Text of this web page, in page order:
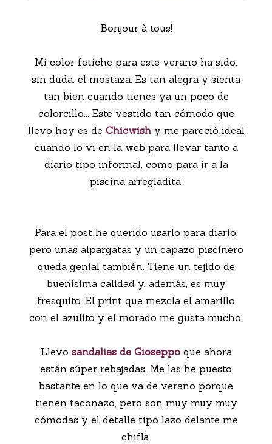
Bonjour à tous!
Mi color fetiche para este verano ha sido,
sin duda, el mostaza. Es tan alegra y sienta
tan bien cuando tienes ya un poco de
colorcillo... Este vestido tan cómodo que
llevo hoy es de Chicwishy me pareció ideal
cuando lo vi en la web para llevar tanto a
diario tipo informal, como para ir a la
piscina arregladita.
Para el post he querido usarlo para diario,
pero unas alpargatas y un capazo piscinero
queda genial también. Tiene un tejido de
buenísima calidad y, además, es muy
fresquito. El print que mezcla el amarillo
con el azulito y el morado me gusta mucho.
Llevo sandalias de Gioseppoque ahora
están súper rebajadas. Me las he puesto
bastante en lo que va de verano porque
tienen taconazo, pero son muy muy muy
cómodas y el detalle tipo lazo delante me
chifla.